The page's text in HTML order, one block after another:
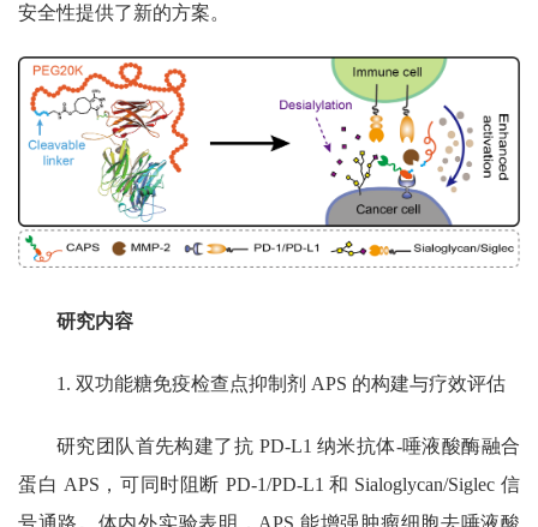
安全性提供了新的方案。
研究内容
1. 双功能糖免疫检查点抑制剂 APS 的构建与疗效评估
研究团队首先构建了抗 PD-L1 纳米抗体-唾液酸酶融合
蛋白 APS ，可同时阻断 PD-1/PD-L1和 Sialoglycan/Siglec信